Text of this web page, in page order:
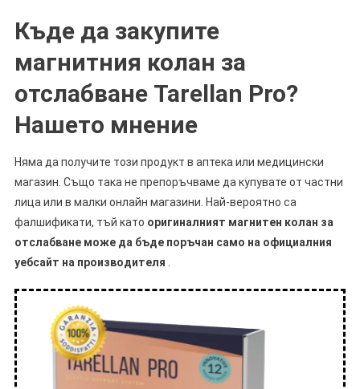
Къде да закупите
магнитния колан за
отслабване Tarellan Pro?
Нашето мнение
Няма да получите този продукт в аптека или медицински
магазин. Също така не препоръчваме да купувате от частни
лица или в малки онлайн магазини. Най-вероятно са
фалшификати, тъй като оригиналният магнитен колан за
отслабване може да бъде поръчан само на официалния
уебсайт на производителя